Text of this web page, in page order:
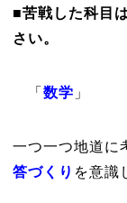
■苦戦した科目
さい。
「 数学 」
一つ一つ地道に
答づくり を意識